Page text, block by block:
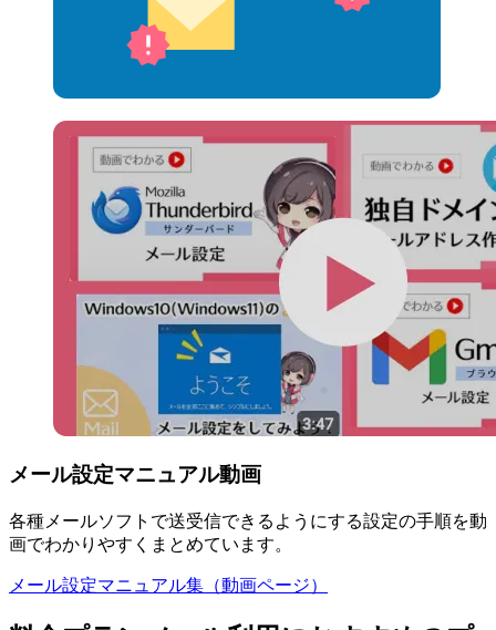
メール設定マニュアル動画
各種メールソフトで送受信できるようにする設定の手順を動
画でわかりやすくまとめています。
メール設定マニュアル集（動画ページ）